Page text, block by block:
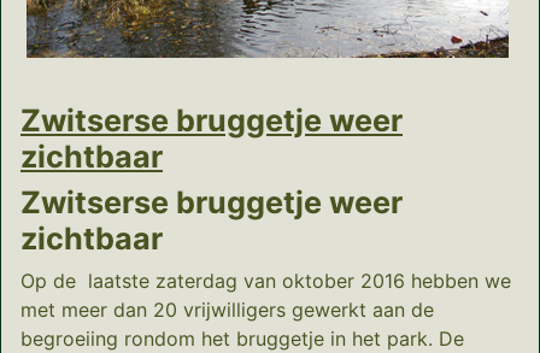
Zwitserse bruggetje weer
zichtbaar
Zwitserse bruggetje weer
zichtbaar
Op de laatste zaterdag van oktober 2016 hebben we
met meer dan 20 vrijwilligers gewerkt aan de
begroeiing rondom het bruggetje in het park. De